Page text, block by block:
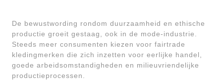
De bewustwording rondom duurzaamheid en ethische
productie groeit gestaag, ook in de mode-industrie.
Steeds meer consumenten kiezen voor fairtrade
kledingmerken die zich inzetten voor eerlijke handel,
goede arbeidsomstandigheden en milieuvriendelijke
productieprocessen.